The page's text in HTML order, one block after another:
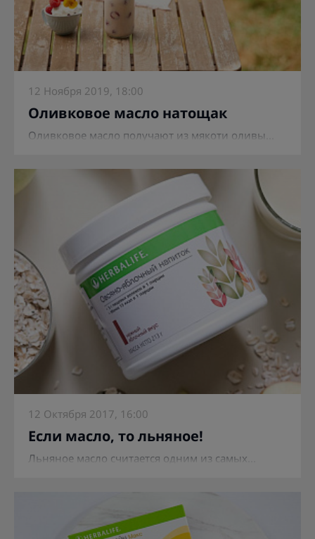
12 Ноября 2019, 18:00
Оливковое масло натощак
Оливковое масло получают из мякоти оливы...
12 Октября 2017, 16:00
Если масло, то льняное!
Льняное масло считается одним из самых...